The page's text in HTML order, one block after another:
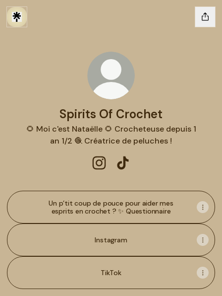
Spirits Of Crochet
🌻 Moi c'est Nataëlle 🌻 Crocheteuse depuis 1
an 1/2 🧶 Créatrice de peluches !
Un p’tit coup de pouce pour aider mes
esprits en crochet ? ✨ Questionnaire
Instagram
TikTok